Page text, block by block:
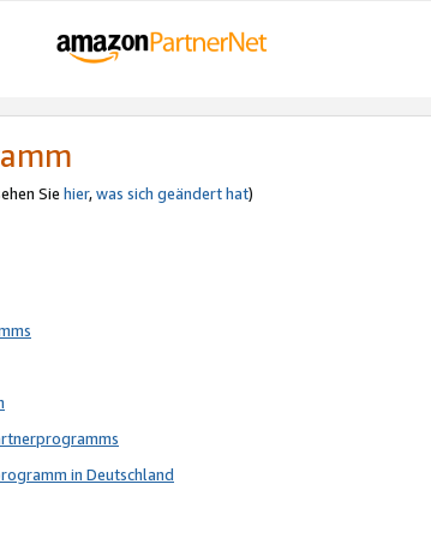
Sie hier,was sich geändert hat)
in Deutschland